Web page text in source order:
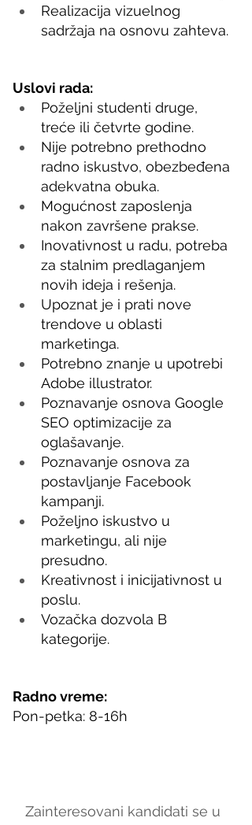
Realizacija vizuelnog
sadržaja na osnovu zahteva.
Uslovi rada:
Poželjni studenti druge,
treće ili četvrte godine.
Nije potrebno prethodno
radno iskustvo, obezbeđena
adekvatna obuka.
Mogućnost zaposlenja
nakon završene prakse.
Inovativnost u radu, potreba
za stalnim predlaganjem
novih ideja i rešenja.
Upoznat je i prati nove
trendove u oblasti
marketinga.
Potrebno znanje u upotrebi
Adobe illustrator.
Poznavanje osnova Google
SEO optimizacije za
oglašavanje.
Poznavanje osnova za
postavljanje Facebook
kampanji.
Poželjno iskustvo u
marketingu, ali nije
presudno.
Kreativnost i inicijativnost u
poslu.
Vozačka dozvola B
kategorije.
Radno vreme:
Pon-petka: 8-16h
Zainteresovani kandidati se u